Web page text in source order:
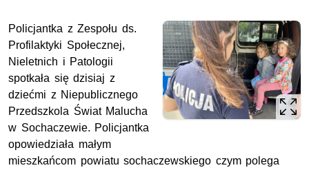
Policjantka z Zespołu ds.
Profilaktyki Społecznej,
Nieletnich i Patologii
spotkała się dzisiaj z
dziećmi z Niepublicznego
Przedszkola Świat Malucha
w Sochaczewie. Policjantka
opowiedziała małym
mieszkańcom powiatu sochaczewskiego czym polega